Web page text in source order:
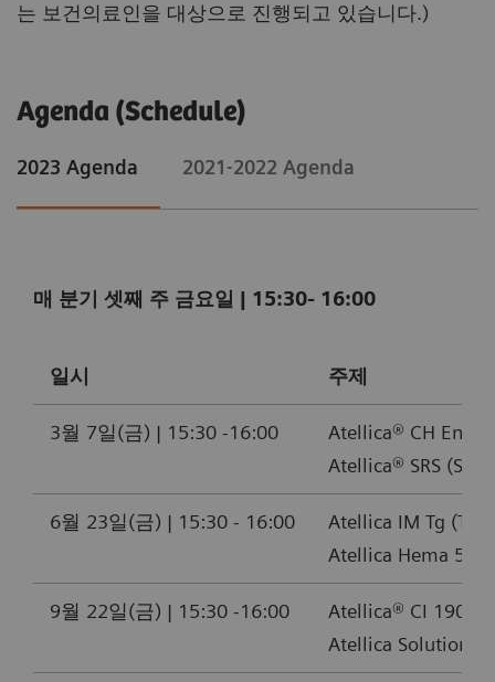
는 보건의료인을 대상으로 진행되고 있습니다.)
Agenda (Schedule)
2023 Agenda 2021-2022 Agenda
매 분기 셋째 주 금요일 | 15:30- 16:00
일시 주제
3월 7일(금) | 15:30 -16:00
Atellica® CH
Atellica® SRS
6월 23일(금) | 15:30 - 16:00
Atellica IM Tg
Atellica Hema
9월 22일(금) | 15:30 -16:00
Atellica® CI 1900
Atellica Solution